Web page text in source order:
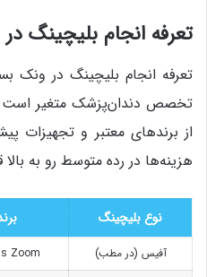
تعرفه انجام بلیچینگ
تعرفه انجام بلیچینگ در ونک
تخصص دندان‌پزشک متغیر است.
از برندهای معتبر و تجهیزات
هزینه‌ها در رده متوسط رو به بالا
نوع بلیچینگ
آفیس (در مطب) Zoom